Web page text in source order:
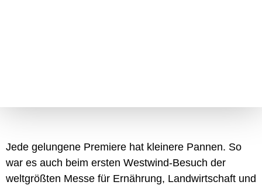
Jede gelungene Premiere hat kleinere Pannen. So
war es auch beim ersten Westwind-Besuch der
weltgrößten Messe für Ernährung, Landwirtschaft und